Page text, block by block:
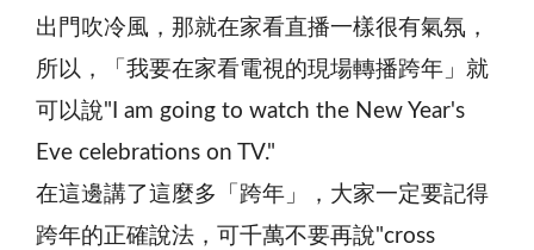
出門吹冷風，那就在家看直播一樣很有氣氛，
所以，「我要在家看電視的現場轉播跨年」就
可以說"I am going to watch the New Year's
Eve celebrations on TV."
在這邊講了這麼多「跨年」，大家一定要記得
跨年的正確說法，可千萬不要再說"cross